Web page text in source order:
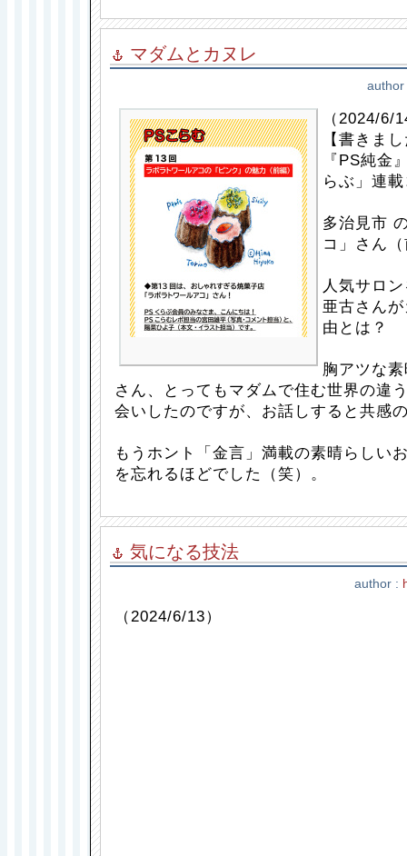
マダムとカヌレ
（2024/6/
【書きま
『PS純金
らぶ」連
多治見市
コ」さん
人気サロ
亜古さん
由とは？
胸アツな
さん、とってもマダムで住む世界の違
会いしたのですが、お話しすると共感
もうホント「金言」満載の素晴らしい
を忘れるほどでした（笑）。
気になる技法
author :
（2024/6/13）